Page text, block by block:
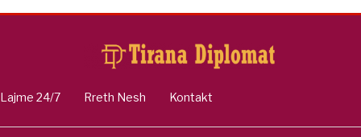
inteligjente izraelite
Lajme 24/7 Rreth Nesh Kontakt